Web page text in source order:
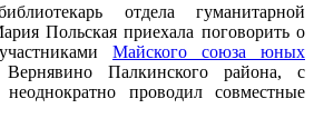
отдела гуманитарной
Польская приехала поговорить о
Майского союза юных
Палкинского района, с
проводил совместные